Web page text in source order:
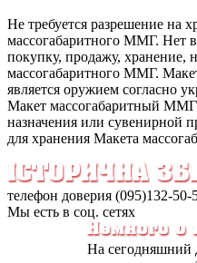
Не требуется разрешение на
массогабаритного ММГ. Нет
покупку, продажу, хранение,
массогабаритного ММГ.
является оружием согласно
Макет массогабаритный ММГ
назначения или сувенирной
для хранения Макета
телефон доверия (095)132-50-
Мы есть в соц. сетях
На сегодняшний